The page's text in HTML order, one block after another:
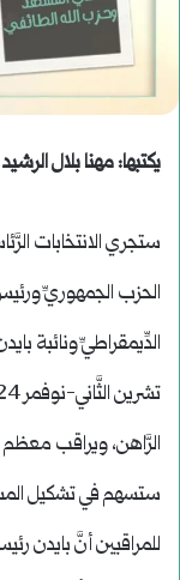
يكتبها: مهنا بلال الرشيد
ستجري الانتخابات
الحزب الجمهوريِّ
الدِّيمقراطيِّ ونائبة
الرَّاهن، ويراقب معظم
ستسهم في تشكيل
للمراقبين أنَّ بايدن